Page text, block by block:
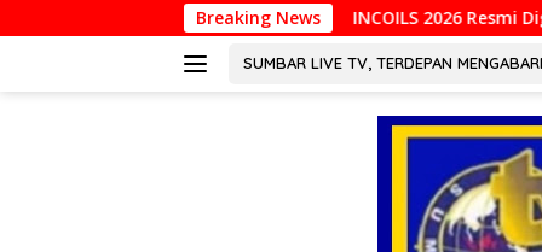
ke
Breaking News
INCOILS 2026 Resmi Digelar di Padang, Perkuat
SUMBAR LIVE TV, TERDEPAN